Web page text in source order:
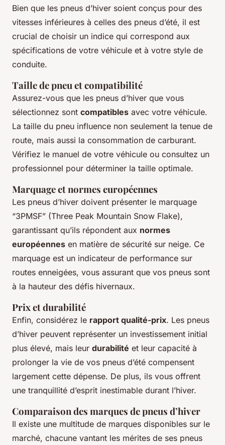
Bien que les pneus d’hiver soient conçus pour des
vitesses inférieures à celles des pneus d’été, il est
crucial de choisir un indice qui correspond aux
spécifications de votre véhicule et à votre style de
conduite.
Taille de pneu et compatibilité
Assurez-vous que les pneus d’hiver que vous
sélectionnez sont compatibles avec votre véhicule.
La taille du pneu influence non seulement la tenue de
route, mais aussi la consommation de carburant.
Vérifiez le manuel de votre véhicule ou consultez un
professionnel pour déterminer la taille optimale.
Marquage et normes européennes
Les pneus d’hiver doivent présenter le marquage
“3PMSF” (Three Peak Mountain Snow Flake),
garantissant qu’ils répondent aux normes
européennes en matière de sécurité sur neige. Ce
marquage est un indicateur de performance sur
routes enneigées, vous assurant que vos pneus sont
à la hauteur des défis hivernaux.
Prix et durabilité
Enfin, considérez le rapport qualité-prix. Les pneus
d’hiver peuvent représenter un investissement initial
plus élevé, mais leur durabilité et leur capacité à
prolonger la vie de vos pneus d’été compensent
largement cette dépense. De plus, ils vous offrent
une tranquillité d’esprit inestimable durant l’hiver.
Comparaison des marques de pneus d’hiver
Il existe une multitude de marques disponibles sur le
marché, chacune vantant les mérites de ses pneus